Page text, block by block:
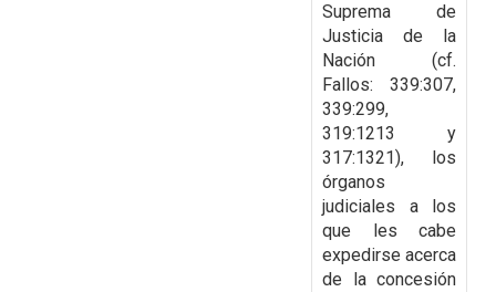
Suprema de
Justicia de la
Nación (cf.
Fallos: 339:307,
339:299,
319:1213 y
317:1321), los
órganos
judiciales a los
que les cabe
expedirse acerca
de la concesión